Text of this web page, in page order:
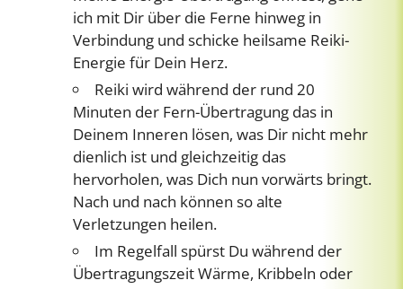
ich mit Dir über die Ferne hinweg in
Verbindung und schicke heilsame Reiki-
Energie für Dein Herz.
Reiki wird während der rund 20
Minuten der Fern-Übertragung das in
Deinem Inneren lösen, was Dir nicht mehr
dienlich ist und gleichzeitig das
hervorholen, was Dich nun vorwärts bringt.
Nach und nach können so alte
Verletzungen heilen.
Im Regelfall spürst Du während der
Übertragungszeit Wärme, Kribbeln oder